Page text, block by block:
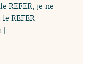
REFER, je ne
REFER